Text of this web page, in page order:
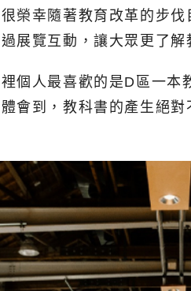
榮幸隨著教育改革的步
展覽互動，讓大眾更了
個人最喜歡的是D區一
會到，教科書的產生絕